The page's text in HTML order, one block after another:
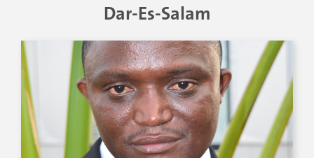
Dar-Es-Salam